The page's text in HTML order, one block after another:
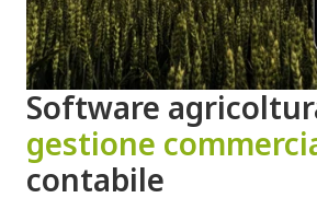
Software
gestione
contabile